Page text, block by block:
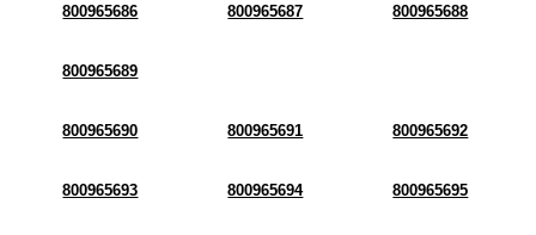
800965686 800965687 800965688
800965689
800965690 800965691 800965692
800965693 800965694 800965695